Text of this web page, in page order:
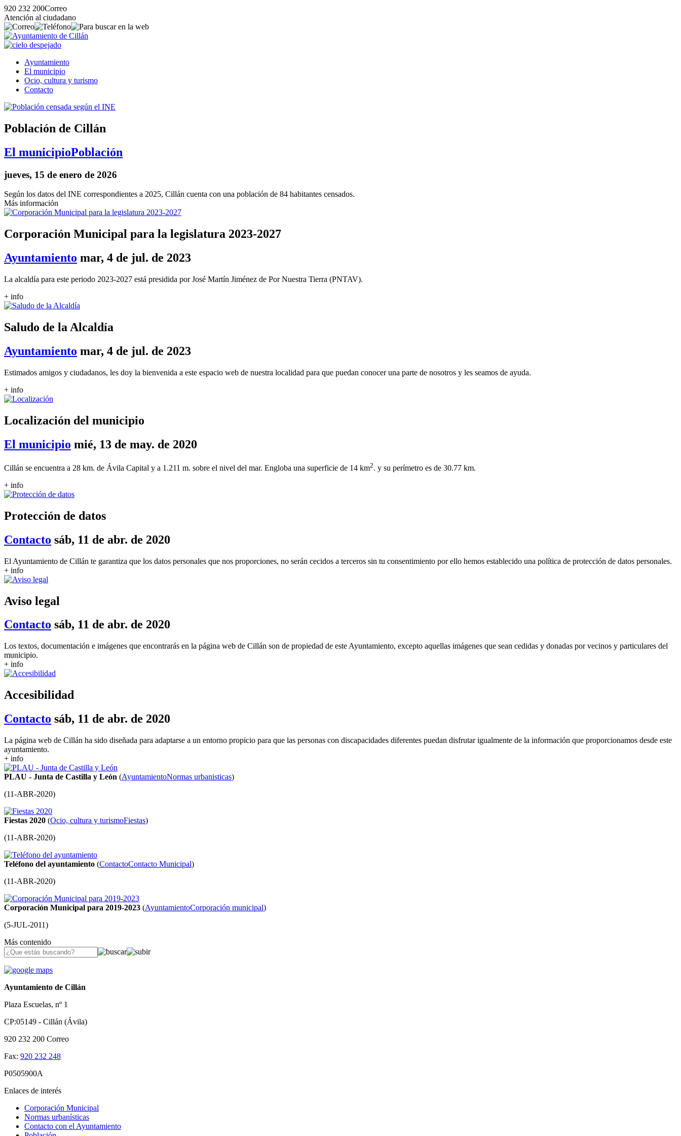
920 232 200Correo
Atención al ciudadano
Ayuntamiento
El municipio
Ocio, cultura y turismo
Contacto
Población de Cillán
El municipioPoblación
jueves, 15 de enero de 2026
Según los datos del INE correspondientes a 2025, Cillán cuenta con una población de 84 habitantes censados.
Más información
Corporación Municipal para la legislatura 2023-2027
Ayuntamiento mar, 4 de jul. de 2023
La alcaldía para este periodo 2023-2027 está presidida por José Martín Jiménez de Por Nuestra Tierra (PNTAV).
+ info
Saludo de la Alcaldía
Ayuntamiento mar, 4 de jul. de 2023
Estimados amigos y ciudadanos, les doy la bienvenida a este espacio web de nuestra localidad para que puedan conocer una parte de nosotros y les seamos de ayuda.
+ info
Localización del municipio
El municipio mié, 13 de may. de 2020
Cillán se encuentra a 28 km. de Ávila Capital y a 1.211 m. sobre el nivel del mar. Engloba una superficie de 14 km2. y su perímetro es de 30.77 km.
+ info
Protección de datos
Contacto sáb, 11 de abr. de 2020
El Ayuntamiento de Cillán te garantiza que los datos personales que nos proporciones, no serán cecidos a terceros sin tu consentimiento por ello hemos establecido una política de protección de datos personales.
+ info
Aviso legal
Contacto sáb, 11 de abr. de 2020
Los textos, documentación e imágenes que encontrarás en la página web de Cillán son de propiedad de este Ayuntamiento, excepto aquellas imágenes que sean cedidas y donadas por vecinos y particulares del
municipio.
+ info
Accesibilidad
Contacto sáb, 11 de abr. de 2020
La página web de Cillán ha sido diseñada para adaptarse a un entorno propicio para que las personas con discapacidades diferentes puedan disfrutar igualmente de la información que proporcionamos desde este
ayuntamiento.
+ info
PLAU - Junta de Castilla y León (AyuntamientoNormas urbanisticas)
(11-ABR-2020)
Fiestas 2020 (Ocio, cultura y turismoFiestas)
(11-ABR-2020)
Teléfono del ayuntamiento (ContactoContacto Municipal)
(11-ABR-2020)
Corporación Municipal para 2019-2023 (AyuntamientoCorporación municipal)
(5-JUL-2011)
Más contenido
Ayuntamiento de Cillán
Plaza Escuelas, nº 1
CP:05149 - Cillán (Ávila)
920 232 200 Correo
Fax: 920 232 248
P0505900A
Enlaces de interés
Corporación Municipal
Normas urbanísticas
Contacto con el Ayuntamiento